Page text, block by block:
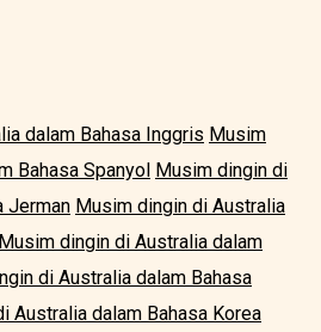
dalam Bahasa Inggris Musim
Bahasa Spanyol Musim dingin di
Jerman Musim dingin di Australia
Musim dingin di Australia dalam
di Australia dalam Bahasa
Australia dalam Bahasa Korea